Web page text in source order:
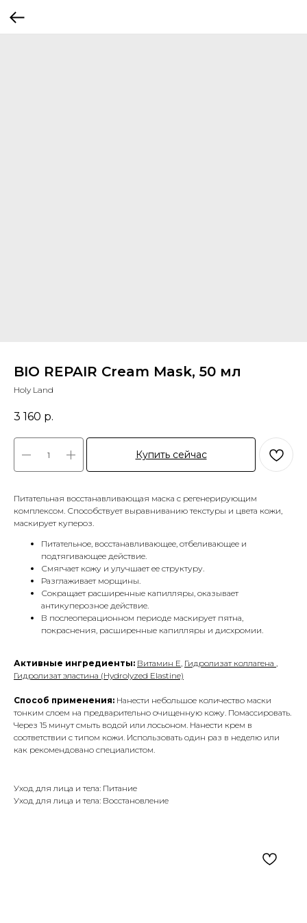
BIO REPAIR Cream Mask, 50 мл
Holy Land
3 160 р.
Купить сейчас
Питательная восстанавливающая маска с регенерирующим
комплексом. Способствует выравниванию текстуры и цвета кожи,
маскирует купероз.
Питательное, восстанавливающее, отбеливающее и
подтягивающее действие.
Смягчает кожу и улучшает ее структуру.
Разглаживает морщины.
Сокращает расширенные капилляры, оказывает
антикуперозное действие.
В послеоперационном периоде маскирует пятна,
покраснения, расширенные капилляры и дисхромии.
Активные ингредиенты: Витамин Е, Гидролизат коллагена ,
Гидролизат эластина (Hydrolyzed Elastine)
Способ применения: Нанести небольшое количество маски
тонким слоем на предварительно очищенную кожу. Помассировать.
Через 15 минут смыть водой или лосьоном. Нанести крем в
соответствии с типом кожи. Использовать один раз в неделю или
как рекомендовано специалистом.
Уход для лица и тела: Питание
Уход для лица и тела: Восстановление